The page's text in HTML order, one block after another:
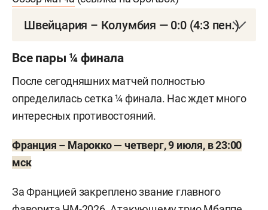
Швейцария – Колумбия — 0:0 (4:3 пен.)
7 июля. Ванкувер, Канада. «Би-Си Плэйс», 52 497
зрителей
Швейцария: Кобель, Эльведи, Аканджи,
Родригес (Мухайм, 71), Закария (Видмер, 87),
(Соу, 46), Ндой (Варгас, 90+1), Эмболо (Иттен, 87).
(Мина, 118), Мохика, Пуэрта, Лерма (Риос, 82),
Все пары ¼ финала
После сегодняшних матчей полностью
определилась сетка ¼ финала. Нас ждет много
интересных противостояний.
Франция – Марокко — четверг, 9 июля, в 23:00
мск
За Францией закреплено звание главного